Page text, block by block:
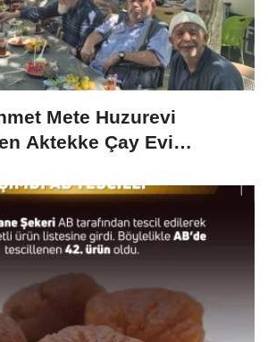
Mete Huzurevi
Aktekke Çay Evi